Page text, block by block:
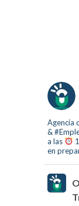
Agencia
&
a las
en